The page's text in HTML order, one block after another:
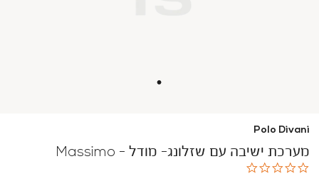
Polo Divani
מערכת ישיבה עם שזלונג- מודל - Massimo